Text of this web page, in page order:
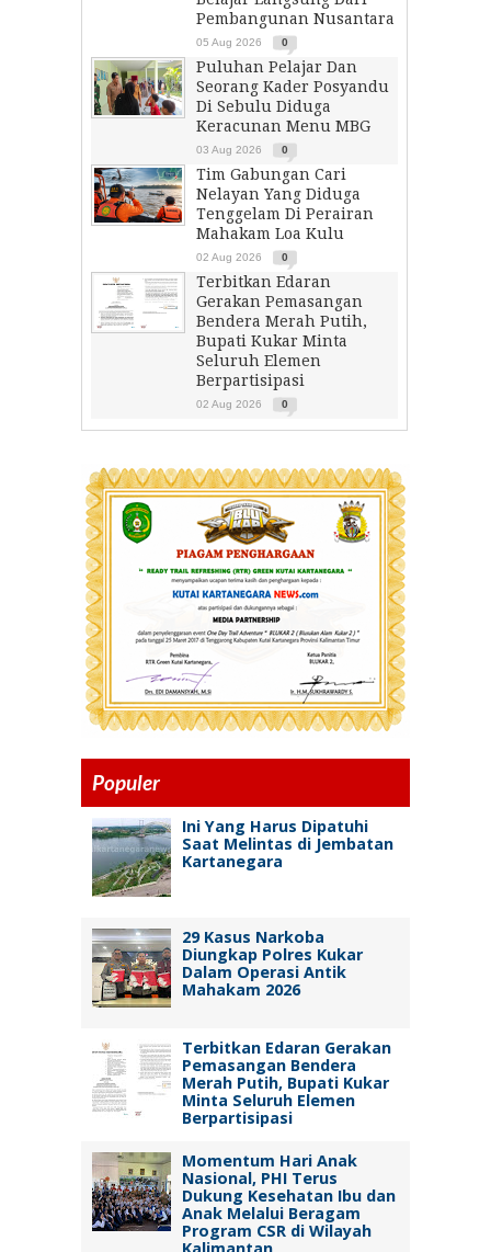
Pembangunan Nusantara
05 Aug 2026 0
Puluhan Pelajar Dan
Seorang Kader Posyandu
Di Sebulu Diduga
Keracunan Menu MBG
03 Aug 2026 0
Tim Gabungan Cari
Nelayan Yang Diduga
Tenggelam Di Perairan
Mahakam Loa Kulu
02 Aug 2026 0
Terbitkan Edaran
Gerakan Pemasangan
Bendera Merah Putih,
Bupati Kukar Minta
Seluruh Elemen
Berpartisipasi
02 Aug 2026 0
Populer
Ini Yang Harus Dipatuhi
Saat Melintas di Jembatan
Kartanegara
29 Kasus Narkoba
Diungkap Polres Kukar
Dalam Operasi Antik
Mahakam 2026
Terbitkan Edaran Gerakan
Pemasangan Bendera
Merah Putih, Bupati Kukar
Minta Seluruh Elemen
Berpartisipasi
Momentum Hari Anak
Nasional, PHI Terus
Dukung Kesehatan Ibu dan
Anak Melalui Beragam
Program CSR di Wilayah